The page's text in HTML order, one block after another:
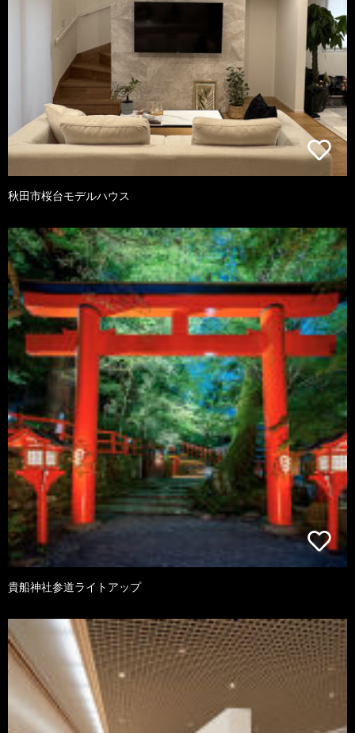
秋田市桜台モデルハウス
貴船神社参道ライトアップ